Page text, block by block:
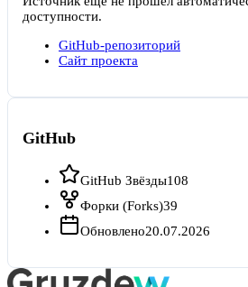
доступности.
GitHub-репозиторий
Сайт проекта
GitHub
GitHub Звёзды108
Форки (Forks)39
Обновлено20.07.2026